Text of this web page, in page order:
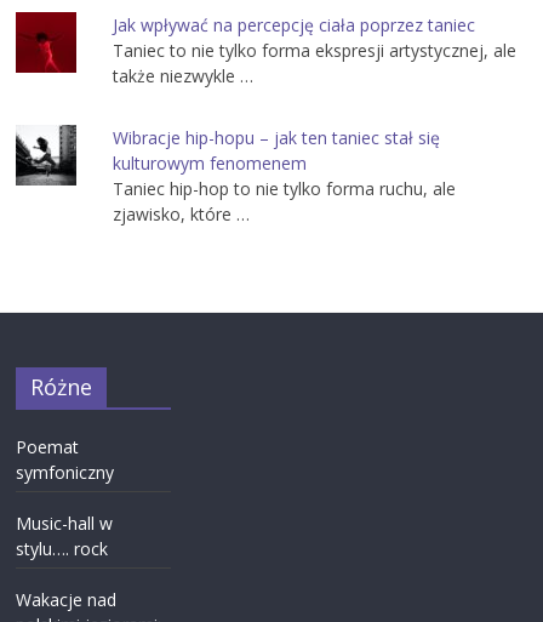
Jak wpływać na percepcję ciała poprzez taniec
Taniec to nie tylko forma ekspresji artystycznej, ale
także niezwykle …
Wibracje hip-hopu – jak ten taniec stał się
kulturowym fenomenem
Taniec hip-hop to nie tylko forma ruchu, ale
zjawisko, które …
Różne
Poemat
symfoniczny
Music-hall w
stylu…. rock
Wakacje nad